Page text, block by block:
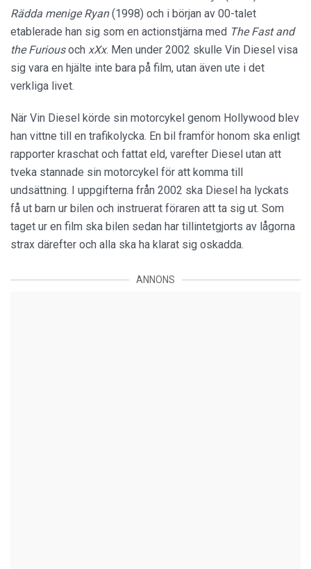
Rädda menige Ryan(1998) och i början av 00-talet
etablerade han sig som en actionstjärna med The Fast and
the Furiousoch xXx. Men under 2002 skulle Vin Diesel visa
sig vara en hjälte inte bara på film, utan även ute i det
verkliga livet.
När Vin Diesel körde sin motorcykel genom Hollywood blev
han vittne till en trafikolycka. En bil framför honom ska enligt
rapporter kraschat och fattat eld, varefter Diesel utan att
tveka stannade sin motorcykel för att komma till
undsättning. I uppgifterna från 2002 ska Diesel ha lyckats
få ut barn ur bilen och instruerat föraren att ta sig ut. Som
taget ur en film ska bilen sedan har tillintetgjorts av lågorna
strax därefter och alla ska ha klarat sig oskadda.
ANNONS